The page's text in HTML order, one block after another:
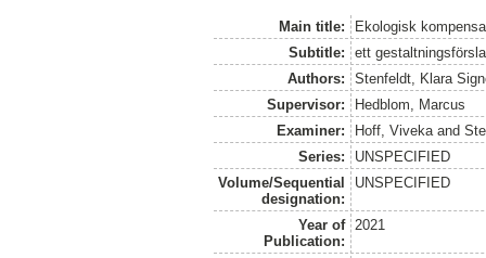
Main title:
Ekologisk
Subtitle:
ett
Authors:
Stenfeldt, Klara
Supervisor:
Hedblom, Marcus
Examiner:
Hoff, Vivekaand
Series:
UNSPECIFIED
Volume/Sequential
designation:
UNSPECIFIED
Year of
Publication:
2021